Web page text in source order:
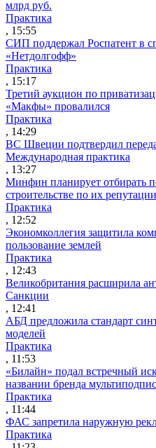
млрд руб.
Практика
, 15:55
СИП поддержал Роспатент в
«Нетдолгофф»
Практика
, 15:17
Третий аукцион по
«Макфы» провалился
Практика
, 14:29
ВС Швеции подтвердил
Международная практика
, 13:27
Минфин планирует отбирать
строительстве по их репутации
Практика
, 12:52
Экономколлегия защитила
пользование землей
Практика
, 12:43
Великобритания расширила
Санкции
, 12:41
АБД предложила стандарт
моделей
Практика
, 11:53
«Билайн» подал встречный
названии бренда
Практика
, 11:44
ФАС запретила наружную
Практика